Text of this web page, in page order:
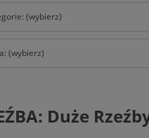
(wybierz)
(wybierz)
Duże